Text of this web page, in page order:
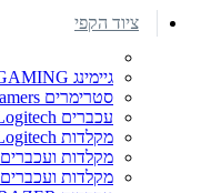
ציוד הקפי
גיימינג GAMING
סטרימרים Streamers
עכברים Logitech
מקלדות Logitech
מקלדות ועכברים Logitech
מקלדות ועכברים Asus